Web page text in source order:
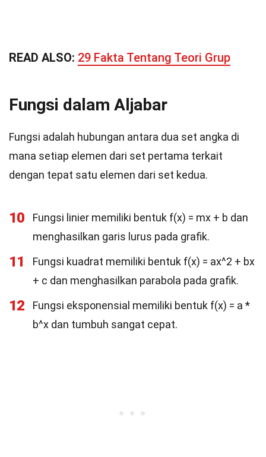
READ ALSO: 29 Fakta Tentang Teori Grup
Fungsi dalam Aljabar
Fungsi adalah hubungan antara dua set angka di
mana setiap elemen dari set pertama terkait
dengan tepat satu elemen dari set kedua.
10
Fungsi linier memiliki bentuk f(x) = mx + b dan
menghasilkan garis lurus pada grafik.
11
Fungsi kuadrat memiliki bentuk f(x) = ax^2 + bx
+ c dan menghasilkan parabola pada grafik.
12
Fungsi eksponensial memiliki bentuk f(x) = a *
b^x dan tumbuh sangat cepat.